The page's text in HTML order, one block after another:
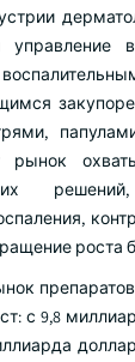
управление
рынок
роста
с 9,8